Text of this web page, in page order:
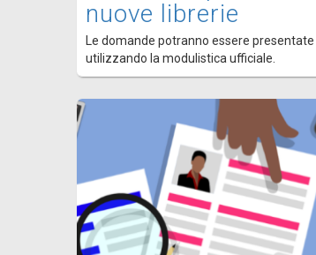
nuove librerie
Le domande potranno essere
utilizzando la modulistica ufficiale.